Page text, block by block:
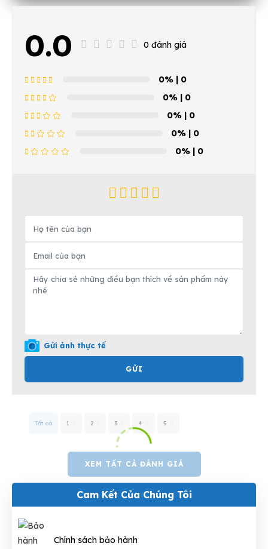
0.0 0 đánh giá
0% | 0
0% | 0
0% | 0
0% | 0
0% | 0
Gửi ảnh thực tế
GỬI
Tất cả 1 2 3 4 5
XEM TẤT CẢ ĐÁNH GIÁ
Cam Kết Của Chúng Tôi
Chính sách bảo hành